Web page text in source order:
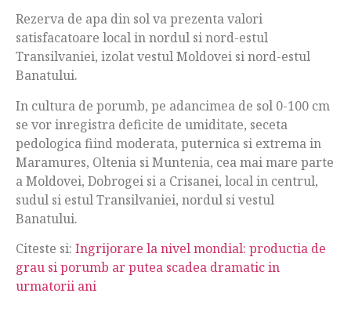
Rezerva de apa din sol va prezenta valori
satisfacatoare local in nordul si nord-estul
Transilvaniei, izolat vestul Moldovei si nord-estul
Banatului.
In cultura de porumb, pe adancimea de sol 0-100 cm
se vor inregistra deficite de umiditate, seceta
pedologica fiind moderata, puternica si extrema in
Maramures, Oltenia si Muntenia, cea mai mare parte
a Moldovei, Dobrogei si a Crisanei, local in centrul,
sudul si estul Transilvaniei, nordul si vestul
Banatului.
Citeste si: Ingrijorare la nivel mondial: productia de
grau si porumb ar putea scadea dramatic in
urmatorii ani